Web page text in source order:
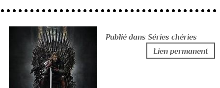
Publié dans Séries chéries
Lien permanent